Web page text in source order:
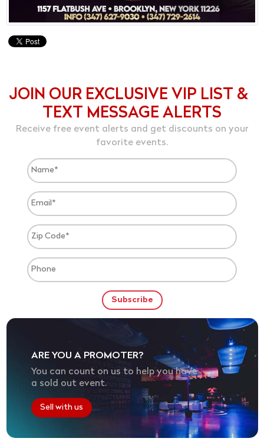
JOIN OUR EXCLUSIVE VIP LIST &
TEXT MESSAGE ALERTS
Receive free event alerts and get discounts on your
favorite events.
ARE YOU A PROMOTER?
You can count on us to help you have
a sold out event.
Sell with us